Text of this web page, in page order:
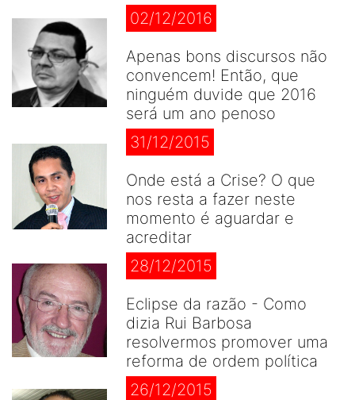
02/12/2016
Apenas bons discursos não
convencem! Então, que
ninguém duvide que 2016
será um ano penoso
31/12/2015
Onde está a Crise? O que
nos resta a fazer neste
momento é aguardar e
acreditar
28/12/2015
Eclipse da razão - Como
dizia Rui Barbosa
resolvermos promover uma
reforma de ordem política
26/12/2015